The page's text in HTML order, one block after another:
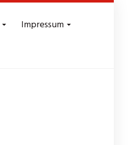
Impressum